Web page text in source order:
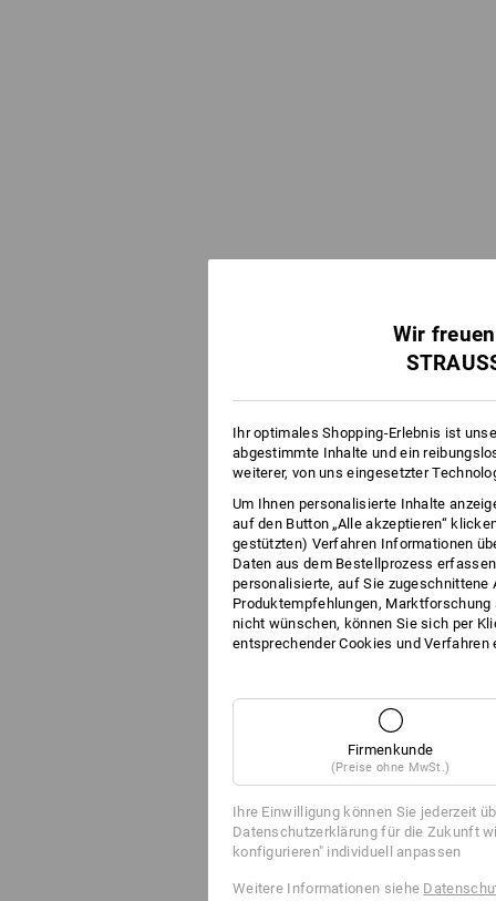
Wir
Ihr optimales Shopping-Erlebnis ist
abgestimmte Inhalte und ein
weiterer, von uns eingesetzter
Um Ihnen personalisierte Inhalte
auf den Button „Alle akzeptieren“
gestützten) Verfahren Informationen
Daten aus dem Bestellprozess
personalisierte, auf Sie zugeschnittene
Produktempfehlungen,
nicht wünschen, können Sie sich per
entsprechender Cookies und Verfahren
Firmenkunde
(Preise ohne MwSt.)
Ihre Einwilligung können Sie jederzeit
Datenschutzerklärung für die Zukunft
konfigurieren" individuell anpassen
Weitere Informationen siehe